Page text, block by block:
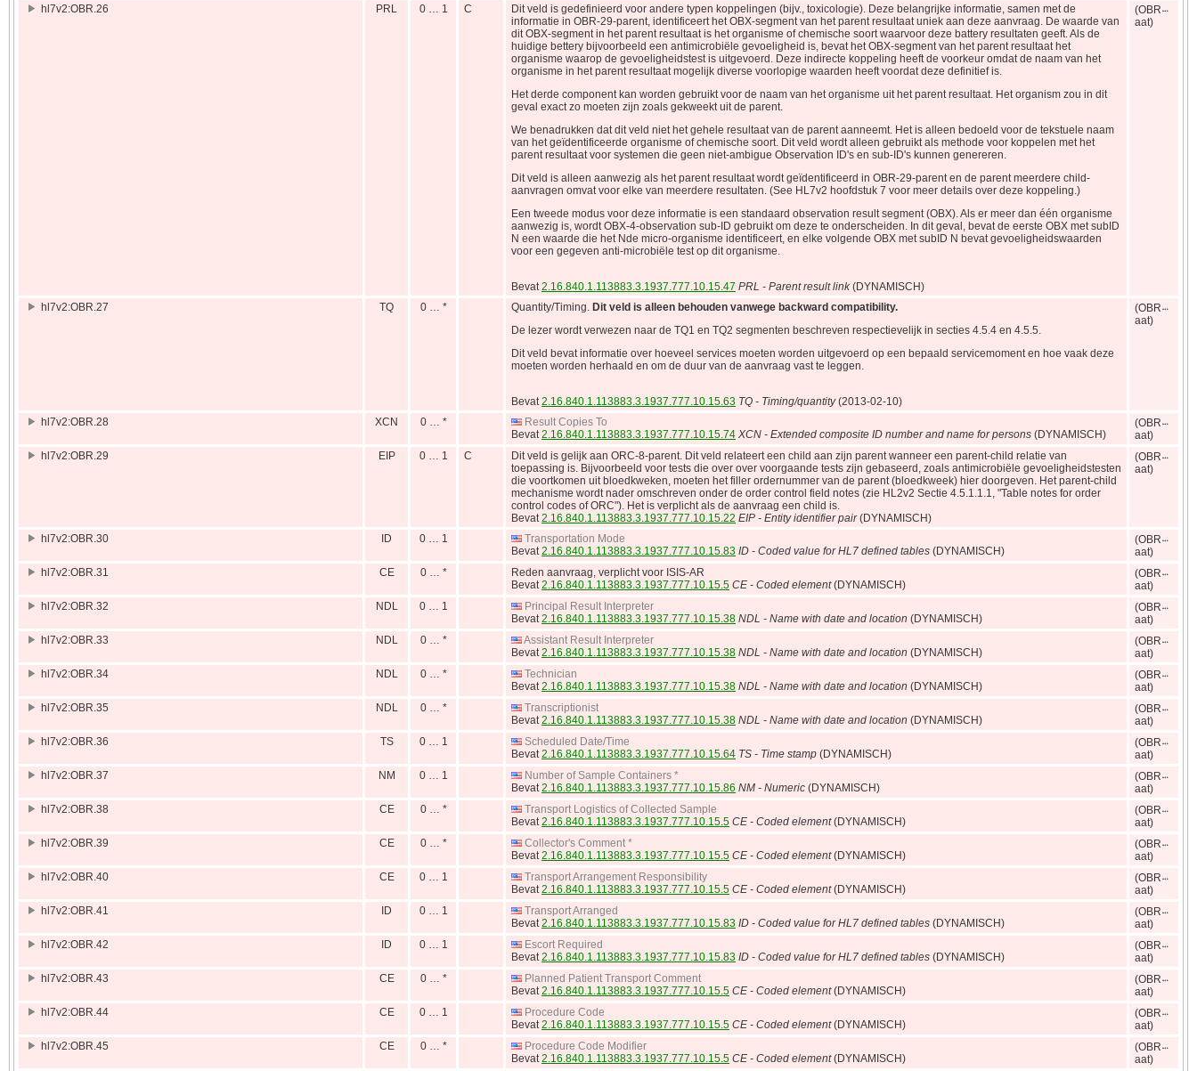
hl7v2:OBR.26
PRL 0 … 1 C
Dit veld is gedefinieerd voor andere typen koppelingen (bijv., toxicologie). Deze belangrijke informatie, samen met de
informatie in OBR-29-parent, identificeert het OBX-segment van het parent resultaat uniek aan deze aanvraag. De waarde van
dit OBX-segment in het parent resultaat is het organisme of chemische soort waarvoor deze battery resultaten geeft. Als de
huidige bettery bijvoorbeeld een antimicrobiële gevoeligheid is, bevat het OBX-segment van het parent resultaat het
organisme waarop de gevoeligheidstest is uitgevoerd. Deze indirecte koppeling heeft de voorkeur omdat de naam van het
organisme in het parent resultaat mogelijk diverse voorlopige waarden heeft voordat deze definitief is.
Het derde component kan worden gebruikt voor de naam van het organisme uit het parent resultaat. Het organism zou in dit
geval exact zo moeten zijn zoals gekweekt uit de parent.
We benadrukken dat dit veld niet het gehele resultaat van de parent aanneemt. Het is alleen bedoeld voor de tekstuele naam
van het geïdentificeerde organisme of chemische soort. Dit veld wordt alleen gebruikt als methode voor koppelen met het
parent resultaat voor systemen die geen niet-ambigue Observation ID's en sub-ID's kunnen genereren.
Dit veld is alleen aanwezig als het parent resultaat wordt geïdentificeerd in OBR-29-parent en de parent meerdere child-
aanvragen omvat voor elke van meerdere resultaten. (See HL7v2 hoofdstuk 7 voor meer details over deze koppeling.)
Een tweede modus voor deze informatie is een standaard observation result segment (OBX). Als er meer dan één organisme
aanwezig is, wordt OBX-4-observation sub-ID gebruikt om deze te onderscheiden. In dit geval, bevat de eerste OBX met subID
N een waarde die het Nde micro-organisme identificeert, en elke volgende OBX met subID N bevat gevoeligheidswaarden
voor een gegeven anti-microbiële test op dit organisme.
Bevat2.16.840.1.113883.3.1937.777.10.15.47 PRL - Parent result link(DYNAMISCH)
(OBR
aat)
hl7v2:OBR.27 TQ 0 … * Quantity/Timing. Dit veld is alleen behouden vanwege backward compatibility.
De lezer wordt verwezen naar de TQ1 en TQ2 segmenten beschreven respectievelijk in secties 4.5.4 en 4.5.5.
Dit veld bevat informatie over hoeveel services moeten worden uitgevoerd op een bepaald servicemoment en hoe vaak deze
moeten worden herhaald en om de duur van de aanvraag vast te leggen.
Bevat2.16.840.1.113883.3.1937.777.10.15.63 TQ - Timing/quantity(2013‑02‑10)
(OBR
aat)
hl7v2:OBR.28 XCN 0 … *
Result Copies To
Bevat2.16.840.1.113883.3.1937.777.10.15.74 XCN - Extended composite ID number and name for persons (DYNAMISCH)
(OBR
aat)
hl7v2:OBR.29
EIP 0 … 1 C
Dit veld is gelijk aan ORC-8-parent. Dit veld relateert een child aan zijn parent wanneer een parent-child relatie van
toepassing is. Bijvoorbeeld voor tests die over over voorgaande tests zijn gebaseerd, zoals antimicrobiële gevoeligheidstesten
die voortkomen uit bloedkweken, moeten het filler ordernummer van de parent (bloedkweek) hier doorgeven. Het parent-child
mechanisme wordt nader omschreven onder de order control field notes (zie HL2v2 Sectie 4.5.1.1.1, "Table notes for order
control codes of ORC"). Het is verplicht als de aanvraag een child is.
Bevat2.16.840.1.113883.3.1937.777.10.15.22 EIP - Entity identifier pair(DYNAMISCH)
(OBR
aat)
hl7v2:OBR.30 ID 0 … 1
Transportation Mode
Bevat2.16.840.1.113883.3.1937.777.10.15.83 ID - Coded value for HL7 defined tables (DYNAMISCH)
(OBR
aat)
hl7v2:OBR.31
CE 0 … *
Reden aanvraag, verplicht voor ISIS-AR
Bevat2.16.840.1.113883.3.1937.777.10.15.5 CE - Coded element(DYNAMISCH)
(OBR
aat)
hl7v2:OBR.32
NDL 0 … 1
Principal Result Interpreter
Bevat2.16.840.1.113883.3.1937.777.10.15.38 NDL - Name with date and location (DYNAMISCH)
(OBR
aat)
hl7v2:OBR.33
NDL 0 … *
Assistant Result Interpreter
Bevat2.16.840.1.113883.3.1937.777.10.15.38 NDL - Name with date and location (DYNAMISCH)
(OBR
aat)
hl7v2:OBR.34
NDL 0 … *
Technician
Bevat2.16.840.1.113883.3.1937.777.10.15.38 NDL - Name with date and location (DYNAMISCH)
(OBR
aat)
hl7v2:OBR.35
NDL 0 … *
Transcriptionist
Bevat2.16.840.1.113883.3.1937.777.10.15.38 NDL - Name with date and location (DYNAMISCH)
(OBR
aat)
hl7v2:OBR.36
TS 0 … 1
Scheduled Date/Time
Bevat2.16.840.1.113883.3.1937.777.10.15.64 TS - Time stamp (DYNAMISCH)
(OBR
aat)
hl7v2:OBR.37
NM 0 … 1
Number of Sample Containers *
Bevat2.16.840.1.113883.3.1937.777.10.15.86 NM - Numeric (DYNAMISCH)
(OBR
aat)
hl7v2:OBR.38
CE 0 … *
Transport Logistics of Collected Sample
Bevat2.16.840.1.113883.3.1937.777.10.15.5 CE - Coded element(DYNAMISCH)
(OBR
aat)
hl7v2:OBR.39
CE 0 … *
Collector's Comment *
Bevat2.16.840.1.113883.3.1937.777.10.15.5 CE - Coded element(DYNAMISCH)
(OBR
aat)
hl7v2:OBR.40
CE 0 … 1
Transport Arrangement Responsibility
Bevat2.16.840.1.113883.3.1937.777.10.15.5 CE - Coded element(DYNAMISCH)
(OBR
aat)
hl7v2:OBR.41
ID 0 … 1
Transport Arranged
Bevat2.16.840.1.113883.3.1937.777.10.15.83 ID - Coded value for HL7 defined tables (DYNAMISCH)
(OBR
aat)
hl7v2:OBR.42
ID 0 … 1
Escort Required
Bevat2.16.840.1.113883.3.1937.777.10.15.83 ID - Coded value for HL7 defined tables (DYNAMISCH)
(OBR
aat)
hl7v2:OBR.43
CE 0 … *
Planned Patient Transport Comment
Bevat2.16.840.1.113883.3.1937.777.10.15.5 CE - Coded element(DYNAMISCH)
(OBR
aat)
hl7v2:OBR.44
CE 0 … 1
Procedure Code
Bevat2.16.840.1.113883.3.1937.777.10.15.5 CE - Coded element(DYNAMISCH)
(OBR
aat)
hl7v2:OBR.45
CE 0 … *
Procedure Code Modifier
Bevat2.16.840.1.113883.3.1937.777.10.15.5 CE - Coded element(DYNAMISCH)
(OBR
aat)